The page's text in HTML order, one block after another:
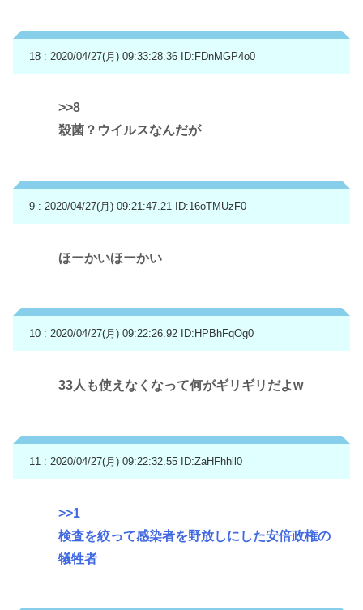
18 : 2020/04/27(月) 09:33:28.36 ID:FDnMGP4o0
>>8
殺菌？ウイルスなんだが
9 : 2020/04/27(月) 09:21:47.21 ID:16oTMUzF0
ほーかいほーかい
10 : 2020/04/27(月) 09:22:26.92 ID:HPBhFqOg0
33人も使えなくなって何がギリギリだよw
11 : 2020/04/27(月) 09:22:32.55 ID:ZaHFhhll0
>>1
検査を絞って感染者を野放しにした安倍政権の
犠牲者